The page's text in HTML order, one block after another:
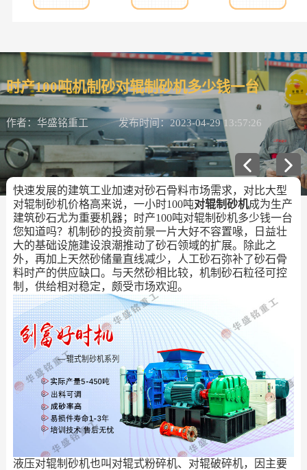
时产100吨机制砂对辊制砂机多少钱一台
作者：华盛铭重工 发布时间：2023-04-29 13:57:26
快速发展的建筑工业加速对砂石骨料市场需求，对比大型
对辊制砂机价格高来说，一小时100吨对辊制砂机成为生产
建筑砂石尤为重要机器；时产100吨对辊制砂机多少钱一台
您知道吗？机制砂的投资前景一片大好不容置喙，日益壮
大的基础设施建设浪潮推动了砂石领域的扩展。除此之
外，再加上天然砂储量直线减少，人工砂石弥补了砂石骨
料时产的供应缺口。与天然砂相比较，机制砂石粒径可控
制，供给相对稳定，颇受市场欢迎。
液压对辊制砂机也叫对辊式粉碎机、对辊破碎机，因主要